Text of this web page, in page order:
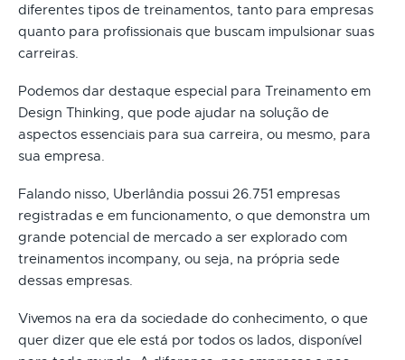
diferentes tipos de treinamentos, tanto para empresas
quanto para profissionais que buscam impulsionar suas
carreiras.
Podemos dar destaque especial para Treinamento em
Design Thinking, que pode ajudar na solução de
aspectos essenciais para sua carreira, ou mesmo, para
sua empresa.
Falando nisso, Uberlândia possui 26.751 empresas
registradas e em funcionamento, o que demonstra um
grande potencial de mercado a ser explorado com
treinamentos incompany, ou seja, na própria sede
dessas empresas.
Vivemos na era da sociedade do conhecimento, o que
quer dizer que ele está por todos os lados, disponível